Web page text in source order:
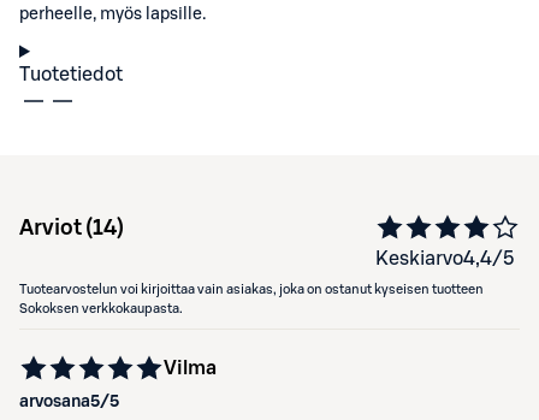
perheelle, myös lapsille.
Tuotetiedot
Arviot (14)
Keskiarvo4,4/5
Tuotearvostelun voi kirjoittaa vain asiakas, joka on ostanut kyseisen tuotteen
Sokoksen verkkokaupasta.
arvosana5/5
Vilma